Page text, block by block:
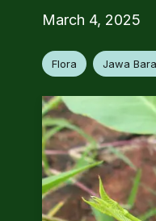
March 4, 2025
Flora Jawa